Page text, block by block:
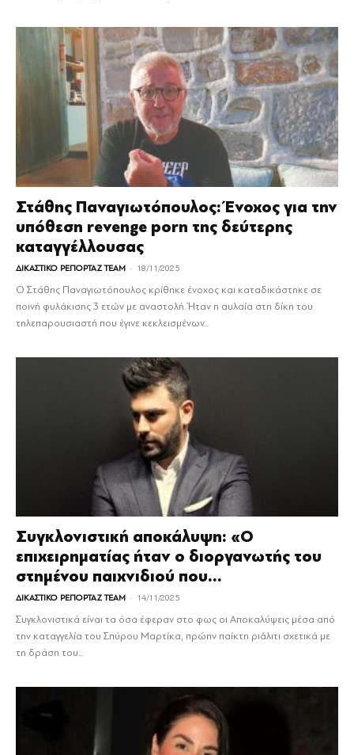
Στάθης Παναγιωτόπουλος: Ένοχος για την
υπόθεση revenge porn της δεύτερης
καταγγέλλουσας
ΔΙΚΑΣΤΙΚΟ ΡΕΠΟΡΤΑΖ TEAM - 18/11/2025
Ο Στάθης Παναγιωτόπουλος κρίθηκε ένοχος και καταδικάστηκε σε
ποινή φυλάκισης 3 ετών με αναστολή. Ήταν η αυλαία στη δίκη του
τηλεπαρουσιαστή που έγινε κεκλεισμένων...
Συγκλονιστική αποκάλυψη: «Ο
επιχειρηματίας ήταν ο διοργανωτής του
στημένου παιχνιδιού που...
ΔΙΚΑΣΤΙΚΟ ΡΕΠΟΡΤΑΖ TEAM - 14/11/2025
Συγκλονιστικά είναι τα όσα έφεραν στο φως οι Αποκαλύψεις μέσα από
την καταγγελία του Σπύρου Μαρτίκα, πρώην παίκτη ριάλιτι σχετικά με
τη δράση του...